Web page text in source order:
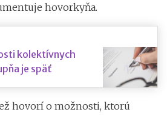
hovorkyňa.
kolektívnych
je späť
hovorí o možnosti, ktorú